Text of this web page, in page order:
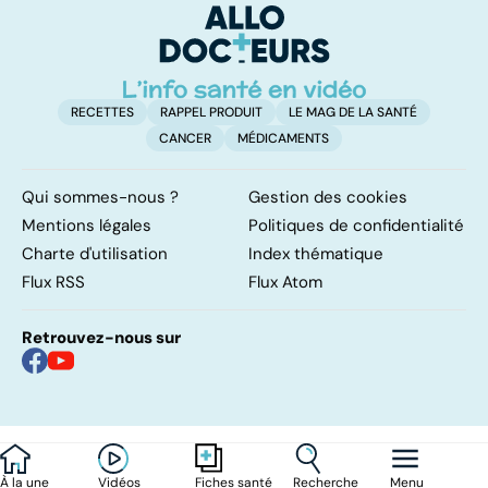
À la une Vidéos Fiches santé Recherche Menu
l'artère
pulmonaire
RECETTES RAPPEL PRODUIT
LE MAG DE LA SANTÉ
CANCER
MÉDICAMENTS
Qui sommes-nous ?
Gestion des cookies
Mentions légales
Politiques de confidentialité
Charte d'utilisation
Index thématique
Flux RSS
Flux Atom
Retrouvez-nous sur